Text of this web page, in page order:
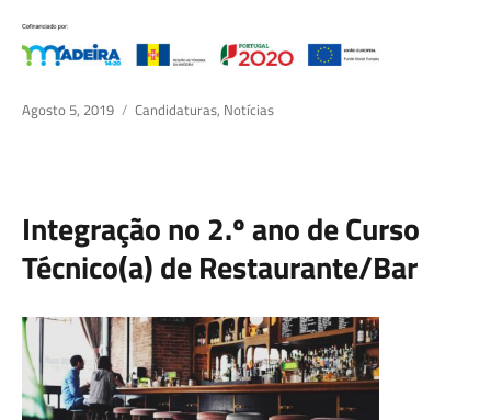
Posted
Agosto 5, 2019 Categories
Candidaturas, Notícias
Integração no 2.º ano de Curso
Técnico(a) de Restaurante/Bar